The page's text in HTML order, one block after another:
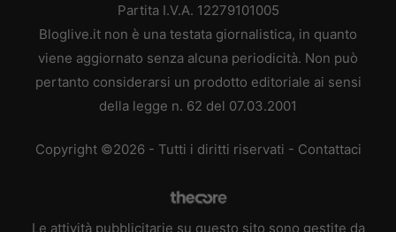
Partita I.V.A. 12279101005
Bloglive.it non è una testata giornalistica, in quanto
viene aggiornato senza alcuna periodicità. Non può
pertanto considerarsi un prodotto editoriale ai sensi
della legge n. 62 del 07.03.2001
Copyright ©2026 - Tutti i diritti riservati - Contattaci
Le attività pubblicitarie su questo sito sono gestite da